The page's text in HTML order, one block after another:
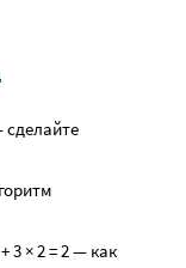
сделайте
3 × 2 = 2 — как